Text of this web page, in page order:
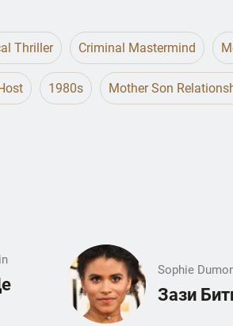
Thriller Criminal Mastermind
1980s Mother Son
Sophie
Зази